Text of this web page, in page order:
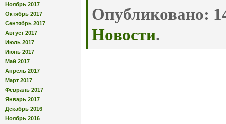
Ноябрь 2017
Октябрь 2017
Сентябрь 2017
Август 2017
Июль 2017
Июнь 2017
Май 2017
Апрель 2017
Март 2017
Февраль 2017
Январь 2017
Декабрь 2016
Ноябрь 2016
Опубликовано:
Новости.